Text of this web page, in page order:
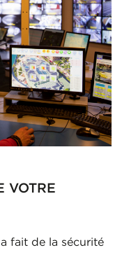
VOTRE
fait de la sécurité